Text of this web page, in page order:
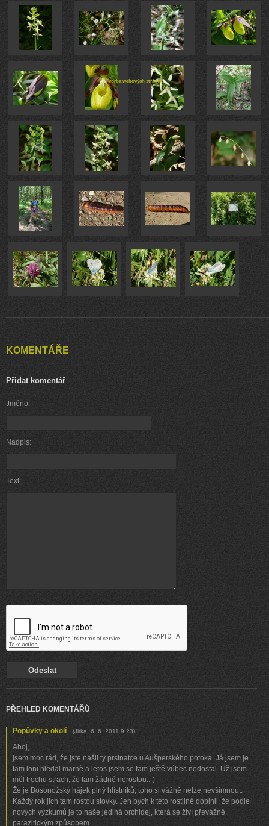
KOMENTÁŘE
Přidat komentář
Jméno:
Nadpis:
Text:
PŘEHLED KOMENTÁŘŮ
Popůvky a okolí (Jirka 6. 6. 2011 9:23)
Ahoj,
jsem moc rád, že jste našli ty prstnatce u Aušperského potoka. Já jsem je
tam loni hledal marně a letos jsem se tam ještě vůbec nedostal. Už jsem
měl trochu strach, že tam žádné nerostou.:-)
Že je Bosonožský hájek plný hlístníků, toho si vážně nelze nevšimnout.
Každý rok jich tam rostou stovky. Jen bych k této rostlině doplnil, že podle
nových výzkumů je to naše jediná orchidej, která se živí převážně
parazitickým způsobem.
Tvorba webových stránek